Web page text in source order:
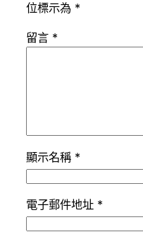
位標示為 *
留言 *
顯示名稱 *
電子郵件地址 *